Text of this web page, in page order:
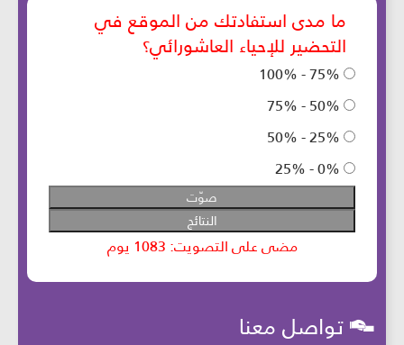
تواصل معنا